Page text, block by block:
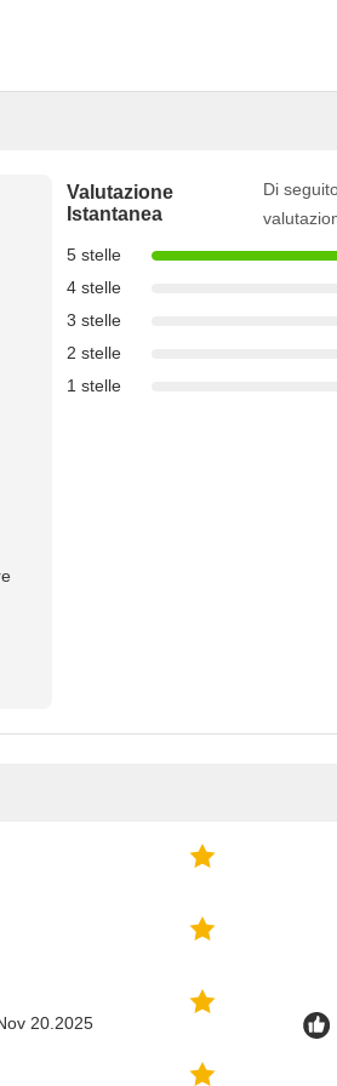
Valutazione
Istantanea
Di
5 stelle
4 stelle
3 stelle
2 stelle
1 stelle
20.2025